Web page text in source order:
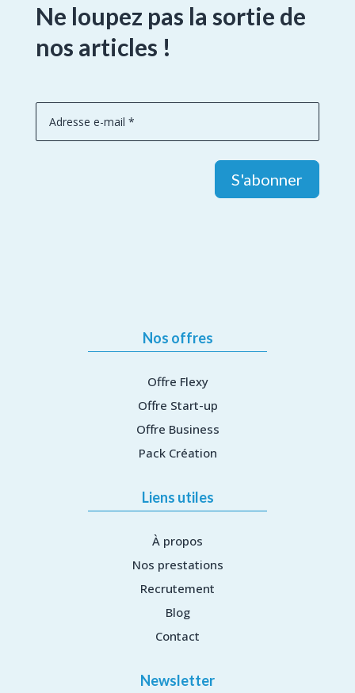
Ne loupez pas la sortie de
nos articles !
S'abonner
Nos offres
Offre Flexy
Offre Start-up
Offre Business
Pack Création
Liens utiles
À propos
Nos prestations
Recrutement
Blog
Contact
Newsletter